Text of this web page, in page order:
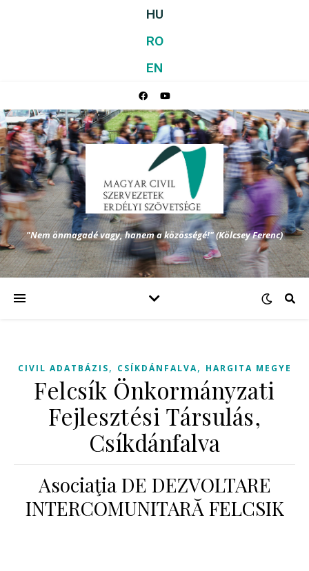
HU
RO
EN
"Nem önmagadé vagy, hanem a közösségé!" (Kölcsey Ferenc)
CIVIL ADATBÁZIS, CSÍKDÁNFALVA, HARGITA MEGYE
Felcsík Önkormányzati
Fejlesztési Társulás,
Csíkdánfalva
Asociaţia DE DEZVOLTARE
INTERCOMUNITARĂ FELCSIK